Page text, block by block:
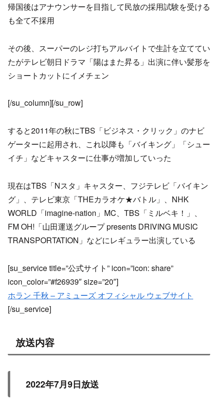
帰国後はアナウンサーを目指して民放の採用試験を受ける
も全て不採用
その後、スーパーのレジ打ちアルバイトで生計を立ててい
たがテレビ朝日ドラマ「陽はまた昇る」出演に伴い髪形を
ショートカットにイメチェン
[/su_column][/su_row]
すると2011年の秋にTBS「ビジネス・クリック」のナビ
ゲーターに起用され、これ以降も「バイキング」「シュー
イチ」などキャスターに仕事が増加していった
現在はTBS「Nスタ」キャスター、フジテレビ「バイキン
グ」、テレビ東京「THEカラオケ★バトル」、NHK
WORLD「imagine-nation」MC、TBS「ミルベキ！」、
FM OH!「山田運送グループ presents DRIVING MUSIC
TRANSPORTATION」などにレギュラー出演している
[su_service title=”公式サイト” icon=”icon: share”
icon_color=”#f26939″ size=”20″]
ホラン 千秋 – アミューズ オフィシャル ウェブサイト
[/su_service]
放送内容
2022年7月9日放送